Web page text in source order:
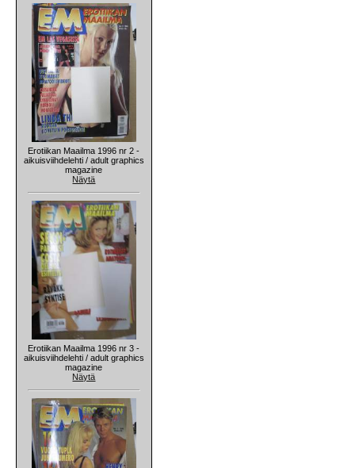
Erotiikan Maailma 1996 nr 2 -
aikuisviihdelehti / adult graphics
magazine
Näytä
Erotiikan Maailma 1996 nr 3 -
aikuisviihdelehti / adult graphics
magazine
Näytä